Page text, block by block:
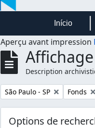
Início
Aperçu avant impression
Description
Remove filter:
São Paulo - SP Remove
Fonds
Options de